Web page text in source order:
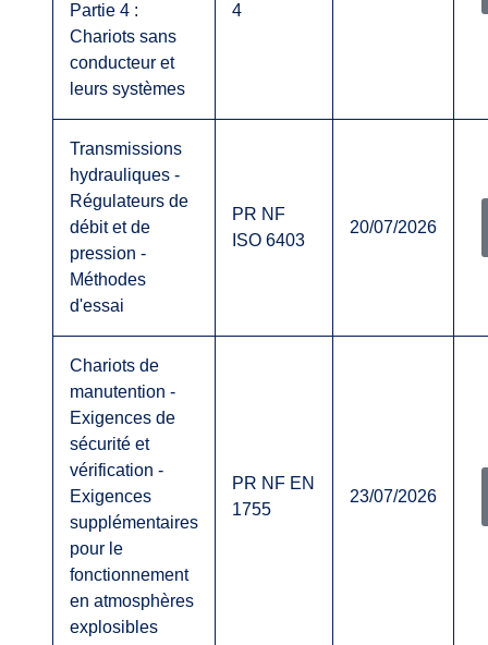
Partie 4 :
Chariots sans
conducteur et
leurs systèmes
4
Transmissions
hydrauliques -
Régulateurs de
débit et de
pression -
Méthodes
d'essai
PR NF
ISO 6403
20/07/2026
Chariots de
manutention -
Exigences de
sécurité et
vérification -
Exigences
supplémentaires
pour le
fonctionnement
en atmosphères
explosibles
PR NF EN
1755
23/07/2026